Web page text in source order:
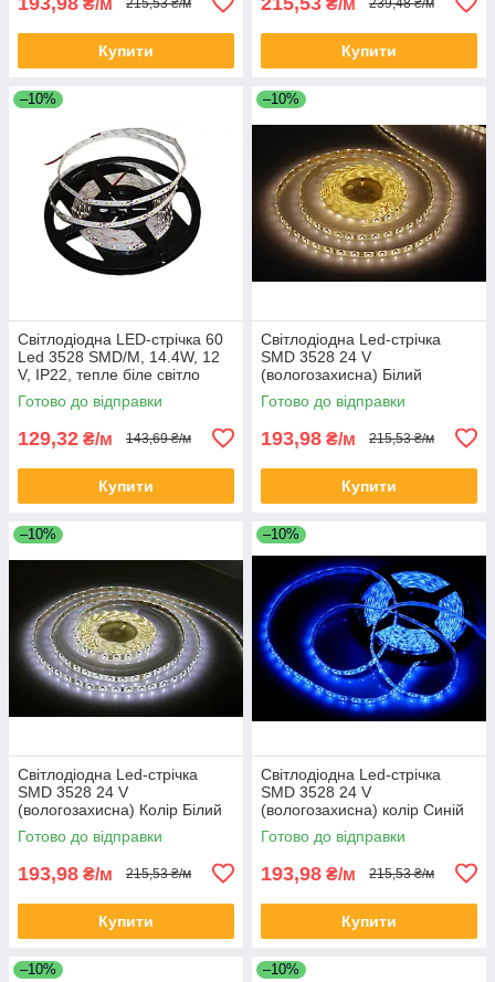
215,53 ₴/м
Купити
239,48 ₴/м
Купити
–10%
Світлодіодна LED-стрічка 60
Led 3528 SMD/M, 14.4W, 12
V, IP22, тепле біле світло
(Warm white 2900K)
Готово до відправки
129,32 ₴/м 143,69 ₴/м
Купити
–10%
Світлодіодна Led-стрічка
SMD 3528 24 V
(вологозахисна) Білий
(теплий)
Готово до відправки
193,98 ₴/м 215,53 ₴/м
Купити
–10%
Світлодіодна Led-стрічка
SMD 3528 24 V
(вологозахисна) Колір Білий
(холодний)
Готово до відправки
193,98 ₴/м 215,53 ₴/м
Купити
–10%
Світлодіодна Led-стрічка
SMD 3528 24 V
(вологозахисна) колір Синій
(Blue)
Готово до відправки
193,98 ₴/м 215,53 ₴/м
Купити
–10% –10%